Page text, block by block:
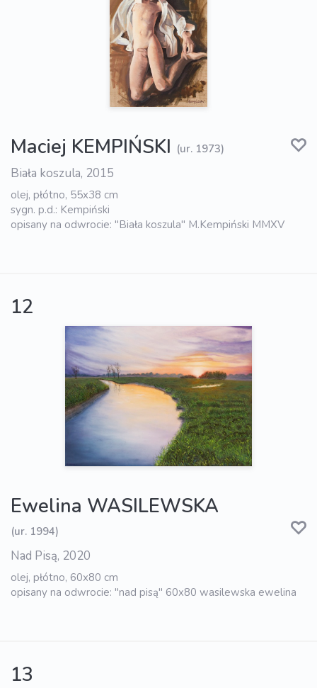
Maciej KEMPIŃSKI (ur. 1973)
Biała koszula, 2015
olej, płótno, 55x38 cm
sygn. p.d.: Kempiński
opisany na odwrocie: "Biała koszula" M.Kempiński MMXV
12
Ewelina WASILEWSKA
(ur. 1994)
Nad Pisą, 2020
olej, płótno, 60x80 cm
opisany na odwrocie: "nad pisą" 60x80 wasilewska ewelina
13